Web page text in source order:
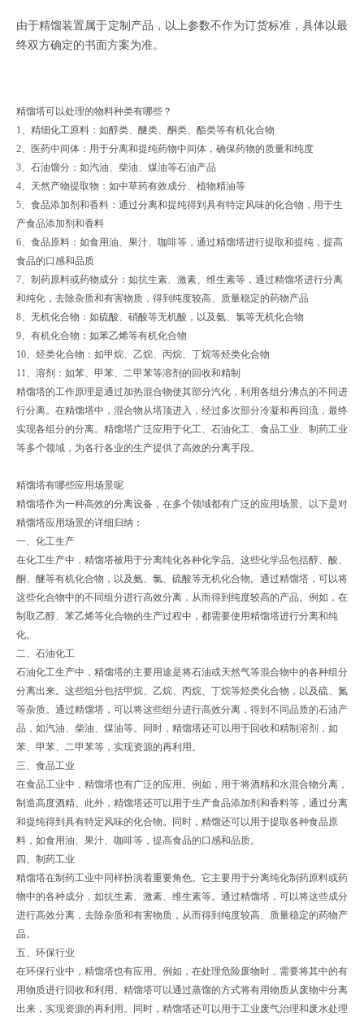
由于精馏装置属于定制产品，以上参数不作为订货标准，具体以最
终双方确定的书面方案为准。
精馏塔可以处理的物料种类有哪些？
1、‌精细化工原料‌：如醇类、醚类、酮类、酯类等有机化合物‌
2、‌医药中间体‌：用于分离和提纯药物中间体，确保药物的质量和纯度‌
3、‌石油馏分‌：如汽油、柴油、煤油等石油产品‌
4、‌天然产物提取物‌：如中草药有效成分、植物精油等‌
5、‌食品添加剂和香料‌：通过分离和提纯得到具有特定风味的化合物，用于生
产食品添加剂和香料‌
6、‌食品原料‌：如食用油、果汁、咖啡等，通过精馏塔进行提取和提纯，提高
食品的口感和品质‌
7、‌制药原料或药物成分‌：如抗生素、激素、维生素等，通过精馏塔进行分离
和纯化，去除杂质和有害物质，得到纯度较高、质量稳定的药物产品‌
8、‌无机化合物‌：如硫酸、硝酸等无机酸，以及氨、氯等无机化合物‌
9、‌有机化合物‌：如苯乙烯等有机化合物‌
10、‌烃类化合物‌：如甲烷、乙烷、丙烷、丁烷等烃类化合物‌
11、‌溶剂‌：如苯、甲苯、二甲苯等溶剂的回收和精制‌
‌精馏塔的工作原理‌是通过加热混合物使其部分汽化，利用各组分沸点的不同进
行分离。在精馏塔中，混合物从塔顶进入，经过多次部分冷凝和再回流，最终
实现各组分的分离。精馏塔广泛应用于化工、石油化工、食品工业、制药工业
等多个领域，为各行各业的生产提供了高效的分离手段。
精馏塔有哪些应用场景呢
精馏塔作为一种高效的分离设备，在多个领域都有广泛的应用场景。以下是对
精馏塔应用场景的详细归纳：
一、化工生产
在化工生产中，精馏塔被用于分离纯化各种化学品。这些化学品包括醇、酸、
酮、醚等有机化合物，以及氨、氯、硫酸等无机化合物。通过精馏塔，可以将
这些化合物中的不同组分进行高效分离，从而得到纯度较高的产品。例如，在
制取乙醇、苯乙烯等化合物的生产过程中，都需要使用精馏塔进行分离和纯
化。
二、石油化工
石油化工生产中，精馏塔的主要用途是将石油或天然气等混合物中的各种组分
分离出来。这些组分包括甲烷、乙烷、丙烷、丁烷等烃类化合物，以及硫、氮
等杂质。通过精馏塔，可以将这些组分进行高效分离，得到不同品质的石油产
品，如汽油、柴油、煤油等。同时，精馏塔还可以用于回收和精制溶剂，如
苯、甲苯、二甲苯等，实现资源的再利用。
三、食品工业
在食品工业中，精馏塔也有广泛的应用。例如，用于将酒精和水混合物分离，
制造高度酒精。此外，精馏塔还可以用于生产食品添加剂和香料等，通过分离
和提纯得到具有特定风味的化合物。同时，精馏还可以用于提取各种食品原
料，如食用油、果汁、咖啡等，提高食品的口感和品质。
四、制药工业
精馏塔在制药工业中同样扮演着重要角色。它主要用于分离纯化制药原料或药
物中的各种成分，如抗生素、激素、维生素等。通过精馏塔，可以将这些成分
进行高效分离，去除杂质和有害物质，从而得到纯度较高、质量稳定的药物产
品。
五、环保行业
在环保行业中，精馏塔也有应用。例如，在处理危险废物时，需要将其中的有
用物质进行回收和利用。精馏塔可以通过蒸馏的方式将有用物质从废物中分离
出来，实现资源的再利用。同时，精馏塔还可以用于工业废气治理和废水处理